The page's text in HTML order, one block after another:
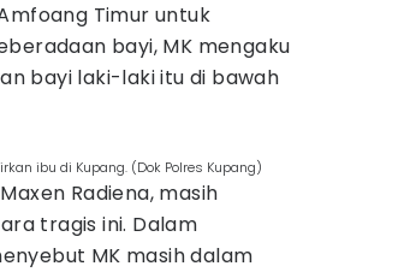
Timur untuk
bayi, MK mengaku
bayi laki-laki itu di bawah
ibu di Kupang. (Dok Polres Kupang)
Radiena, masih
tragis ini. Dalam
MK masih dalam